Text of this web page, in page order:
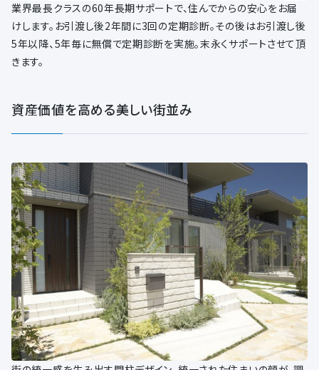
業界最長クラスの60年長期サポートで、住んでからの安心をお届
けします。お引渡し後2年間に3回の定期診断。その後はお引渡し後
5年以降、5年毎に無償で定期診断を実施。末永くサポートさせて頂
きます。
資産価値を高める美しい街並み